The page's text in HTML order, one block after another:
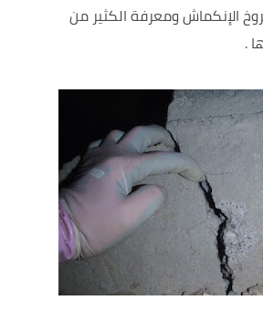
الإنكماش ومعرفة الكثير من
.